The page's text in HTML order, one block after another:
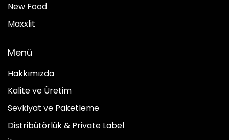
New Food
Maxxlit
Menü
Hakkımızda
Kalite ve Üretim
Sevkiyat ve Paketleme
Distribütörlük & Private Label